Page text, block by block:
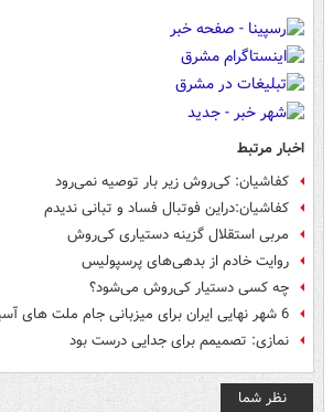
اخبار مرتبط
کفاشیان: کی‌روش زیر بار توصیه نمی‌رود
کفاشیان:دراین فوتبال فساد و تبانی ندیدم
مربی استقلال گزینه دستیاری کی‌روش
روایت خادم از بدهی‌های پرسپولیس
چه کسی دستیار کی‌روش می‌شود؟
6 شهر نهایی ایران برای میزبانی جام ملت های آسیا
نمازی: تصمیمم برای جدایی درست بود
نظر شما